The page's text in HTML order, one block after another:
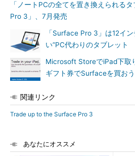
「ノートPCの全てを置き換えられる
Pro 3」、7月発売
「Surface Pro 3」は12イ
い”PC代わりのタブレット
Microsoft StoreでiPad下
ギフト券でSurfaceを買おう
関連リンク
Trade up to the Surface Pro 3
あなたにオススメ